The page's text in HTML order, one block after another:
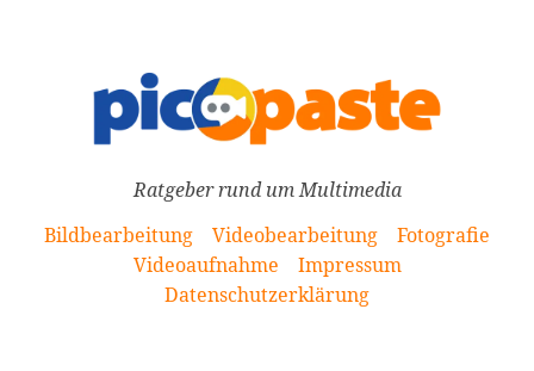
Ratgeber rund um Multimedia
Bildbearbeitung
Videobearbeitung
Fotografie
Videoaufnahme
Impressum
Datenschutzerklärung